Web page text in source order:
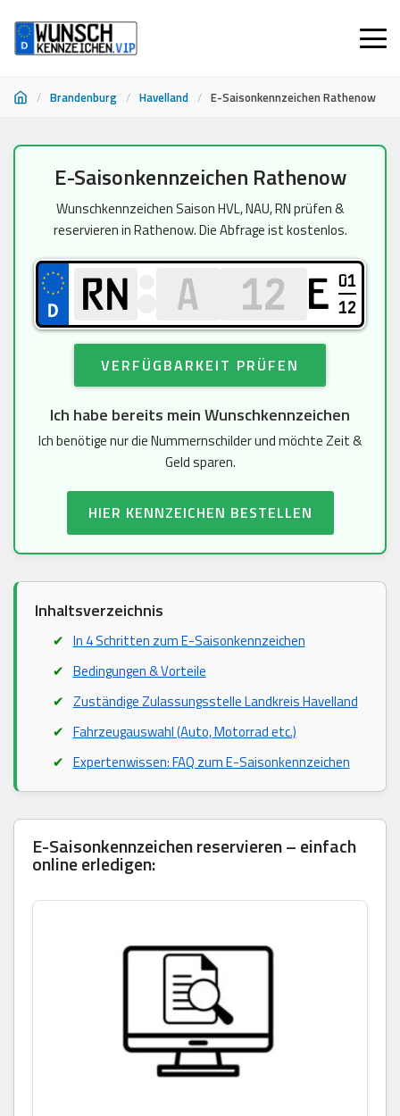
/ Brandenburg / Havelland / E-Saisonkennzeichen Rathenow
springen
E-Saisonkennzeichen Rathenow
Wunschkennzeichen Saison HVL, NAU, RN prüfen &
reservieren in Rathenow. Die Abfrage ist kostenlos.
E 01
12
VERFÜGBARKEIT PRÜFEN
Ich habe bereits mein Wunschkennzeichen
Ich benötige nur die Nummernschilder und möchte Zeit &
Geld sparen.
HIER KENNZEICHEN BESTELLEN
Inhaltsverzeichnis
In 4 Schritten zum E-Saisonkennzeichen
Bedingungen & Vorteile
Zuständige Zulassungsstelle Landkreis Havelland
Fahrzeugauswahl (Auto, Motorrad etc.)
Expertenwissen: FAQ zum E-Saisonkennzeichen
E-Saisonkennzeichen reservieren – einfach
online erledigen: